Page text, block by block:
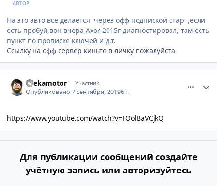
АВТОР
На это авто все делается через офф подпиской стар ,если
есть пробуй,вон вчера Axor 2015г диагностировал, там есть
пункт по прописке ключей и д.т.
Ссылку на офф сервер киньте в личку пожалуйста
zhekamotor Участник
Опубликовано7 сентября, 20196 г.
https://www.youtube.com/watch?v=FOolBaVCjkQ
Для публикации сообщений создайте
учётную запись или авторизуйтесь